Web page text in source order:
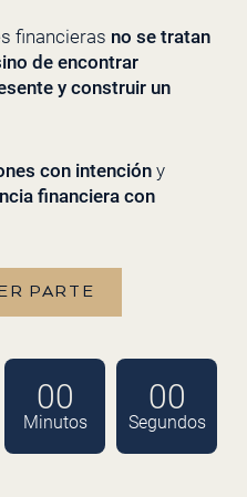
financieras no se tratan
de encontrar
y construir un
con intencióny
financiera con
PARTE
00
Minutos
00
Segundos